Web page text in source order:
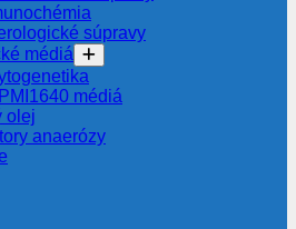
súpravy
médiá
médiá
olej
anaerózy